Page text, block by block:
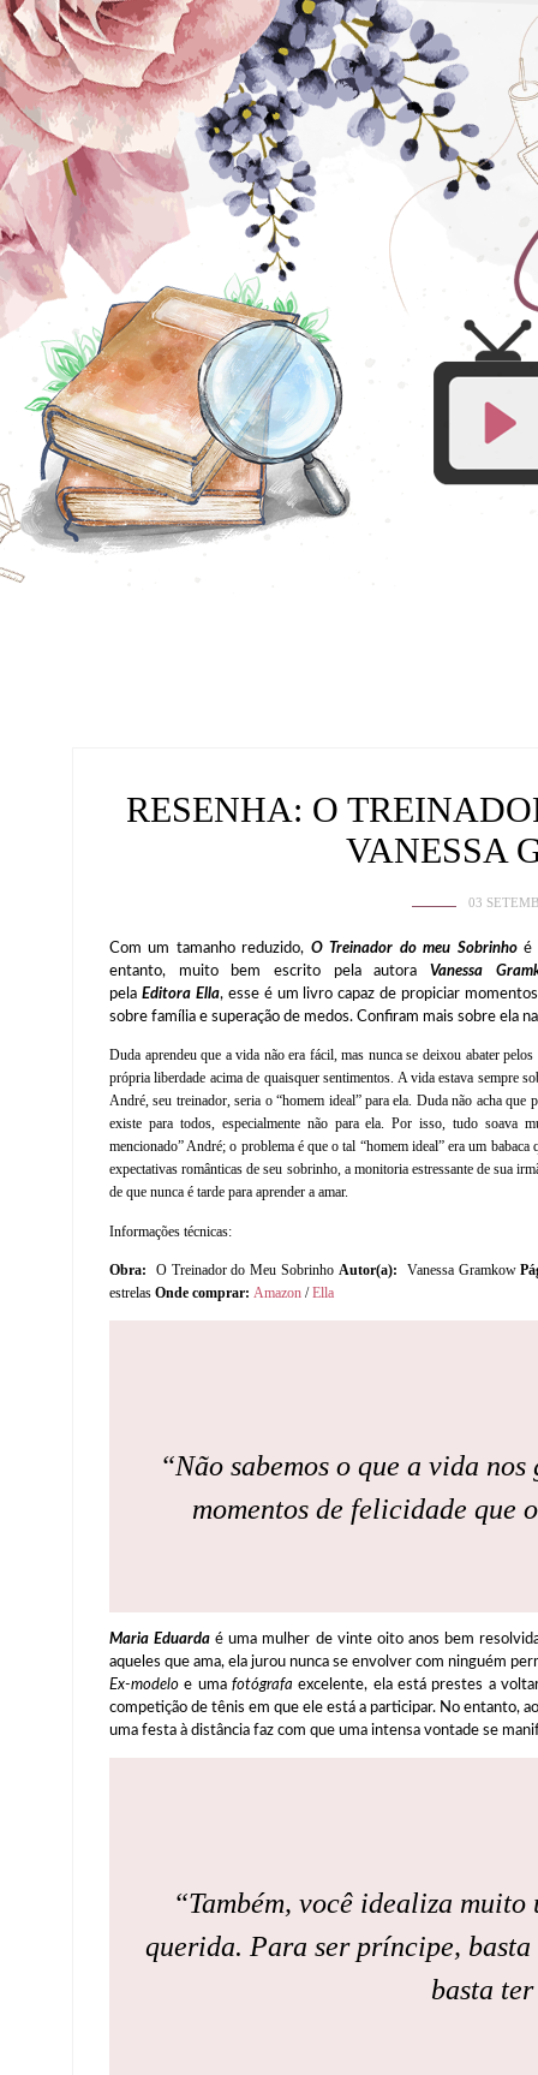
RESENHA: O
VANESSA
03
Com um tamanho reduzido, O Treinador do meu Sobrinhoé
entanto, muito bem escrito pela autora Vanessa
pela Editora Ella, esse é um livro capaz de propiciar
sobre família e superação de medos. Confiram mais sobre ela
Duda aprendeu que a vida não era fácil, mas nunca se deixou abater
própria liberdade acima de quaisquer sentimentos. A vida estava
André, seu treinador, seria o “homem ideal” para ela. Duda não acha
existe para todos, especialmente não para ela. Por isso, tudo soava
mencionado” André; o problema é que o tal “homem ideal” era um
expectativas românticas de seu sobrinho, a monitoria estressante de sua
de que nunca é tarde para aprender a amar.
Informações técnicas:
Obra: O Treinador do Meu Sobrinho Autor(a): Vanessa Gramkow
estrelas Onde comprar: Amazon /Ella
“Não sabemos o que a vida
momentos de felicidade que
Maria Eduarda é uma mulher de vinte oito anos bem
aqueles que ama, ela jurou nunca se envolver com ninguém
Ex-modelo e uma fotógrafa excelente, ela está prestes a
competição de tênis em que ele está a participar. No entanto,
uma festa à distância faz com que uma intensa vontade se
“Também, você idealiza
querida. Para ser príncipe,
basta